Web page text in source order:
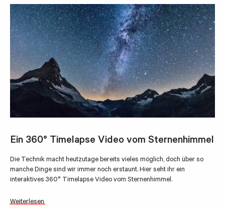
Ein 360° Timelapse Video vom Sternenhimmel
Die Technik macht heutzutage bereits vieles möglich, doch über so
manche Dinge sind wir immer noch erstaunt. Hier seht ihr ein
interaktives 360° Timelapse Video vom Sternenhimmel.
Weiterlesen